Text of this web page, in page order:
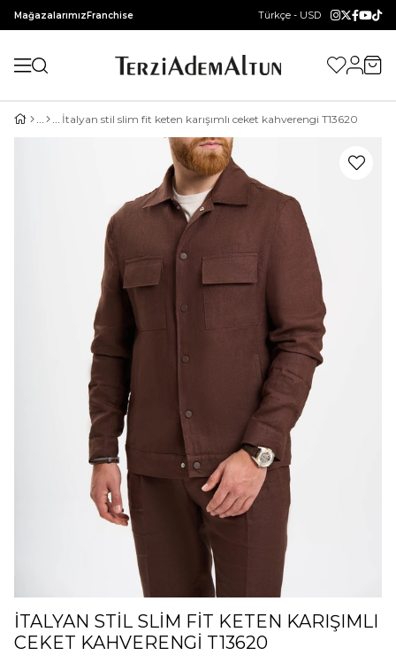
MağazalarımızFranchise Türkçe - USD
İtalyan stil slim fit keten karışımlı ceket kahverengi T13620
İTALYAN STIL SLIM FIT KETEN KARIŞIMLI
CEKET KAHVERENGI T13620